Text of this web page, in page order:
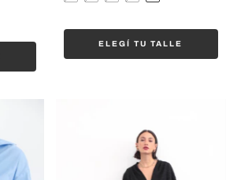
ELEGÍ TU TALLE